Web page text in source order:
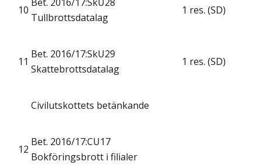
10
Bet. 2016/17:SkU28
Tullbrottsdatalag
1 res. (SD)
11
Bet. 2016/17:SkU29
Skattebrottsdatalag
1 res. (SD)
Civilutskottets betänkande
12
Bet. 2016/17:CU17
Bokföringsbrott i filialer